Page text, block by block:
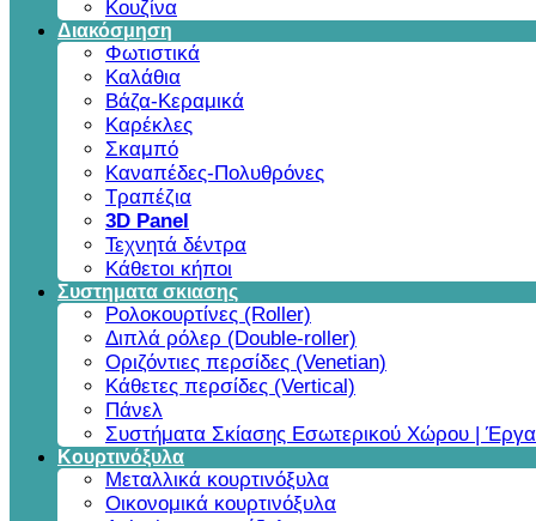
Κουζίνα
Διακόσμηση
Φωτιστικά
Καλάθια
Βάζα-Κεραμικά
Καρέκλες
Σκαμπό
Καναπέδες-Πολυθρόνες
Τραπέζια
3D Panel
Τεχνητά δέντρα
Κάθετοι κήποι
Συστηματα σκιασης
Ρολοκουρτίνες (Roller)
Διπλά ρόλερ (Double-roller)
Οριζόντιες περσίδες (Venetian)
Κάθετες περσίδες (Vertical)
Πάνελ
Συστήματα Σκίασης Εσωτερικού Χώρου |
Κουρτινόξυλα
Μεταλλικά κουρτινόξυλα
Οικονομικά κουρτινόξυλα